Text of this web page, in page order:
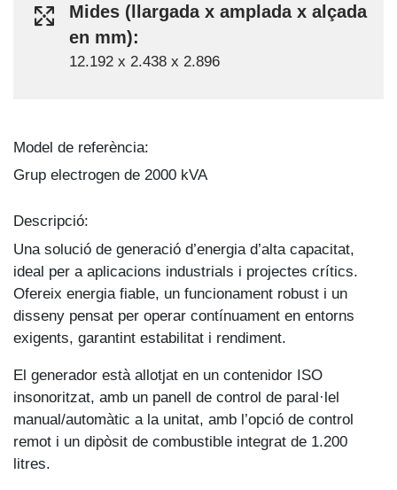
Mides (llargada x amplada x alçada
en mm):
12.192 x 2.438 x 2.896
Model de referència:
Grup electrogen de 2000 kVA
Descripció:
Una solució de generació d’energia d’alta capacitat,
ideal per a aplicacions industrials i projectes crítics.
Ofereix energia fiable, un funcionament robust i un
disseny pensat per operar contínuament en entorns
exigents, garantint estabilitat i rendiment.
El generador està allotjat en un contenidor ISO
insonoritzat, amb un panell de control de paral·lel
manual/automàtic a la unitat, amb l’opció de control
remot i un dipòsit de combustible integrat de 1.200
litres.